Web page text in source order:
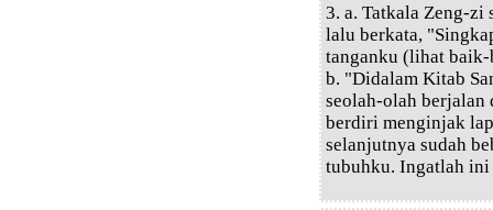
3. a. Tatkala Zeng-
lalu berkata,
tanganku (lihat
b. "Didalam Kitab
seolah-olah berjalan
berdiri menginjak
selanjutnya sudah
tubuhku. Ingatlah